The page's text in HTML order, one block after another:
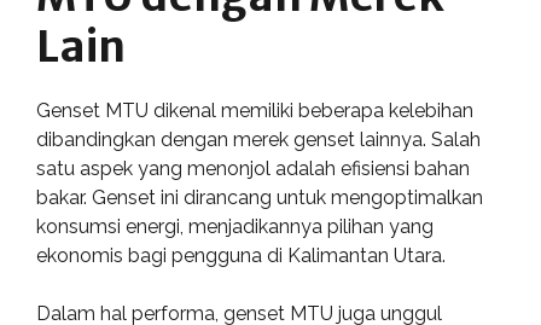
Lain
Genset MTU dikenal memiliki beberapa kelebihan
dibandingkan dengan merek genset lainnya. Salah
satu aspek yang menonjol adalah efisiensi bahan
bakar. Genset ini dirancang untuk mengoptimalkan
konsumsi energi, menjadikannya pilihan yang
ekonomis bagi pengguna di Kalimantan Utara.
Dalam hal performa, genset MTU juga unggul